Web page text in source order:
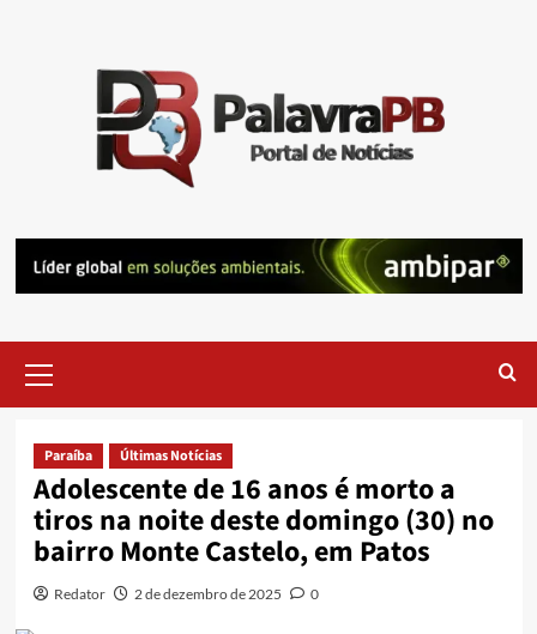
Menu
Paraíba Últimas Notícias
Adolescente de 16 anos é morto a
tiros na noite deste domingo (30) no
bairro Monte Castelo, em Patos
Redator 2 de dezembro de 2025 0